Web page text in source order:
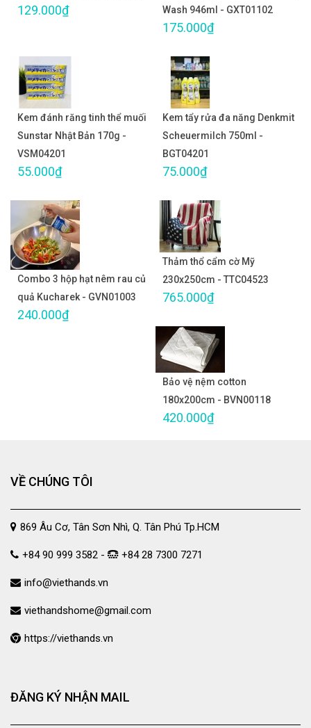
129.000₫
Wash 946ml - GXT01102
175.000₫
Kem đánh răng tinh thể muối
Sunstar Nhật Bản 170g -
VSM04201
55.000₫
Kem tẩy rửa đa năng Denkmit
Scheuermilch 750ml -
BGT04201
75.000₫
Combo 3 hộp hạt nêm rau củ
quả Kucharek - GVN01003
240.000₫
Thảm thổ cẩm cờ Mỹ
230x250cm - TTC04523
765.000₫
Bảo vệ nệm cotton
180x200cm - BVN00118
420.000₫
VỀ CHÚNG TÔI
869 Âu Cơ, Tân Sơn Nhì, Q. Tân Phú Tp.HCM
+84 90 999 3582 - +84 28 7300 7271
info@viethands.vn
viethandshome@gmail.com
https://viethands.vn
ĐĂNG KÝ NHẬN MAIL